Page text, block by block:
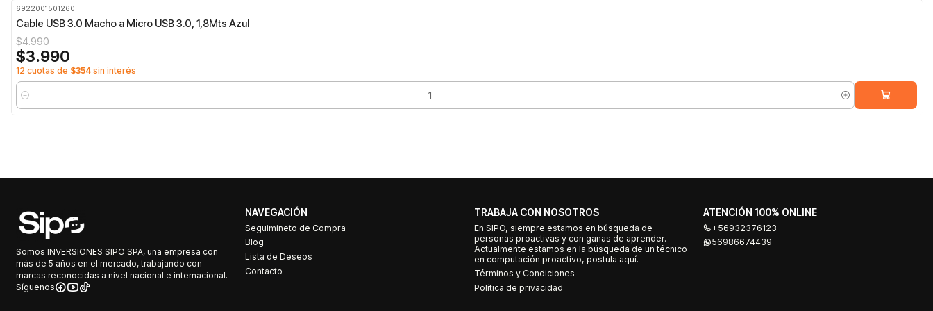
6922001501260
Cable USB 3.0 Macho a Micro USB 3.0, 1,8Mts Azul
$4.990
$3.990
12 cuotas de $354sin interés
Cantidad
Somos INVERSIONES SIPO SPA, una empresa con
más de 5 años en el mercado, trabajando con
marcas reconocidas a nivel nacional e internacional.
Síguenos
NAVEGACIÓN
Seguimineto de Compra
Blog
Lista de Deseos
Contacto
TRABAJA CON NOSOTROS
En SIPO, siempre estamos en búsqueda de
personas proactivas y con ganas de aprender.
Actualmente estamos en la búsqueda de un técnico
en computación proactivo, postula aquí.
Términos y Condiciones
Política de privacidad
ATENCIÓN 100% ONLINE
+56932376123
56986674439